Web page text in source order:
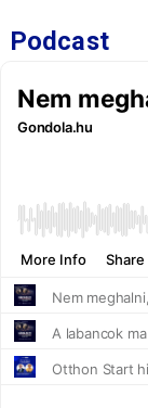
Podcast